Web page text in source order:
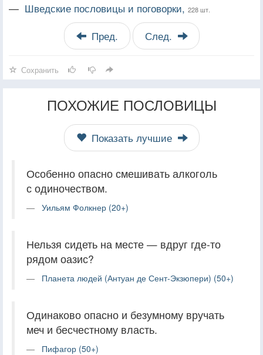
— Шведские пословицы и поговорки, 228 шт.
Пред. След.
Сохранить
ПОХОЖИЕ ПОСЛОВИЦЫ
Показать лучшие
Особенно опасно смешивать алкоголь
с одиночеством.
Уильям Фолкнер (20+)
Нельзя сидеть на месте — вдруг где-то
рядом оазис?
Планета людей (Антуан де Сент-Экзюпери) (50+)
Одинаково опасно и безумному вручать
меч и бесчестному власть.
Пифагор (50+)